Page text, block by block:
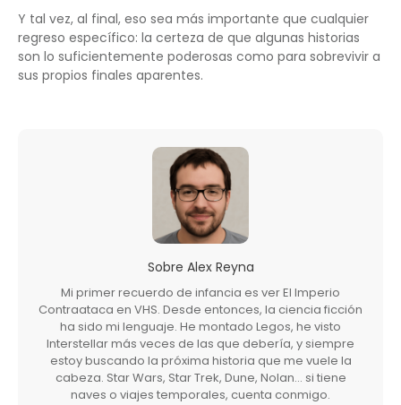
Y tal vez, al final, eso sea más importante que cualquier
regreso específico: la certeza de que algunas historias
son lo suficientemente poderosas como para sobrevivir a
sus propios finales aparentes.
Sobre Alex Reyna
Mi primer recuerdo de infancia es ver El Imperio
Contraataca en VHS. Desde entonces, la ciencia ficción
ha sido mi lenguaje. He montado Legos, he visto
Interstellar más veces de las que debería, y siempre
estoy buscando la próxima historia que me vuele la
cabeza. Star Wars, Star Trek, Dune, Nolan… si tiene
naves o viajes temporales, cuenta conmigo.